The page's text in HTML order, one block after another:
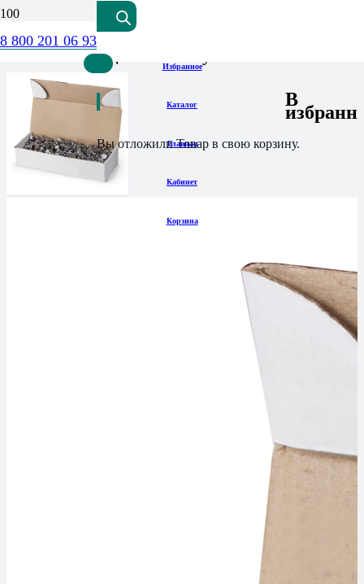
8 800 201 06 93
Вы отложилиТовар в свою корзину.
Избранное
Каталог
Главная
Кабинет
Корзина
Пломбы свинцовые 1кг в упаковке
В